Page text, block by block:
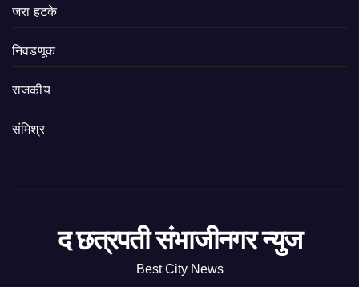
जरा हटके
निवडणूक
राजकीय
संमिश्र
द छत्रपती संभाजीनगर न्युज
Best City News